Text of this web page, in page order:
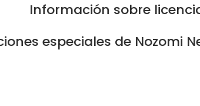
Información sobre
especiales de Nozomi